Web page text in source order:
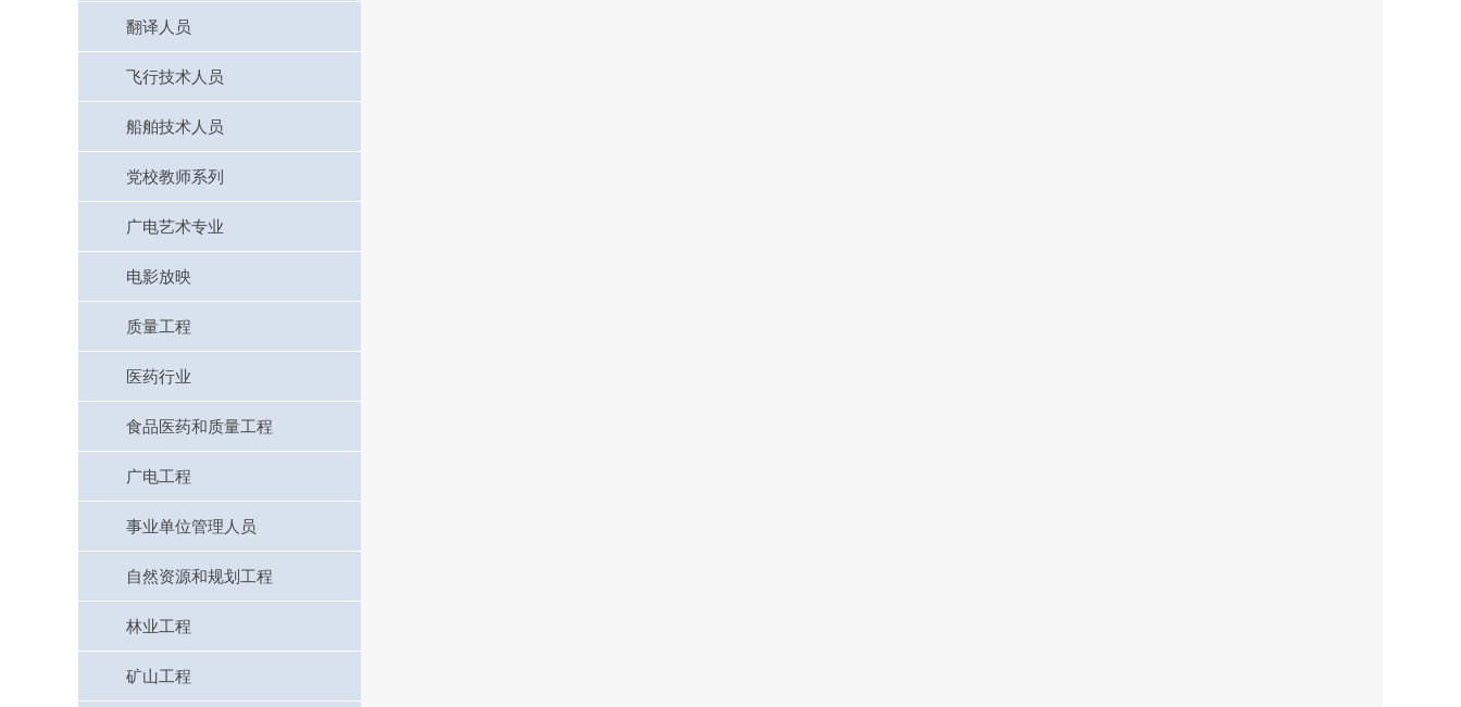
翻译人员
飞行技术人员
船舶技术人员
党校教师系列
广电艺术专业
电影放映
质量工程
医药行业
食品医药和质量工程
广电工程
事业单位管理人员
自然资源和规划工程
林业工程
矿山工程